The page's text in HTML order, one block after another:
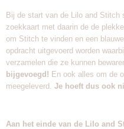
Bij de start van de Lilo and Stitch
zoekkaart met daarin de de
om Stitch te vinden en een
opdracht uitgevoerd worden
verzamelen die ze kunnen
bijgevoegd! En ook alles om de
meegeleverd. Je hoeft dus ook
Aan het einde van de Lilo and